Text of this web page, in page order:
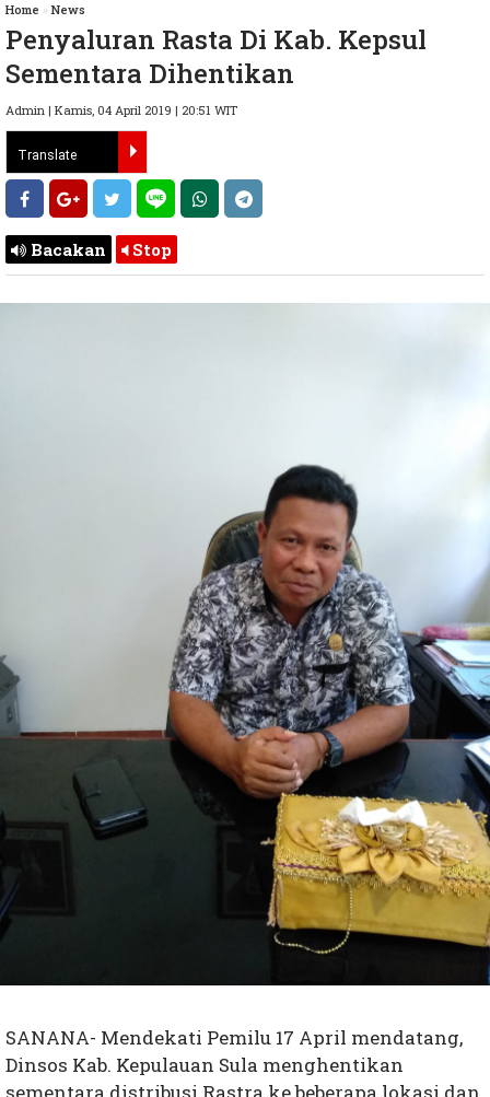
Home » News
Penyaluran Rasta Di Kab. Kepsul
Sementara Dihentikan
Admin | Kamis, 04 April 2019 | 20:51 WIT
Bacakan Stop
SANANA- Mendekati Pemilu 17 April mendatang,
Dinsos Kab. Kepulauan Sula menghentikan